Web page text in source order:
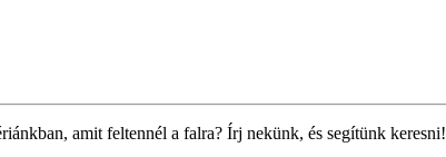
amit feltennél a falra? Írj nekünk, és segítünk keresni!